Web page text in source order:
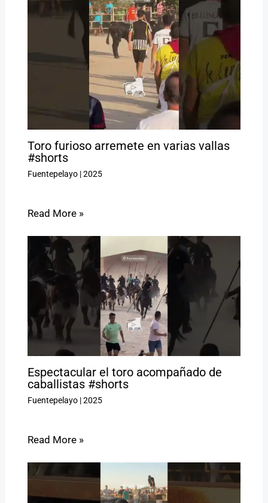
Toro furioso arremete en varias vallas
#shorts
Fuentepelayo|2025
Read More »
Espectacular el toro acompañado de
caballistas #shorts
Fuentepelayo|2025
Read More »